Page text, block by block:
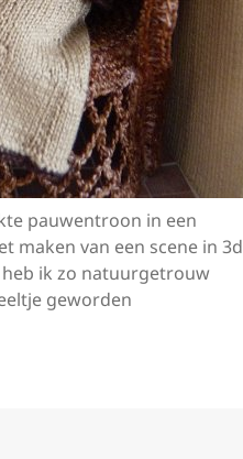
pauwentroon in een
maken van een scene in 3d
ik zo natuurgetrouw
geworden